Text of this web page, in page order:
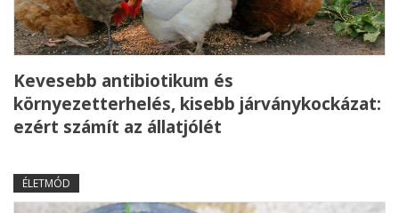
Kevesebb antibiotikum és
környezetterhelés, kisebb járványkockázat:
ezért számít az állatjólét
ÉLETMÓD